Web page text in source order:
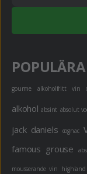
gourme alkoholfritt vin
alkohol absint absolut
jack daniels cognac
famous grouse
mousserande vin